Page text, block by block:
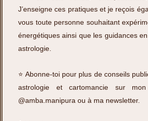
J’enseigne ces pratiques et je reçois
vous toute personne souhaitant
énergétiques ainsi que les guidances
astrologie.
⭐️ Abonne-toi pour plus de conseils
astrologie et cartomancie sur
@amba.manipura ou à ma newsletter.